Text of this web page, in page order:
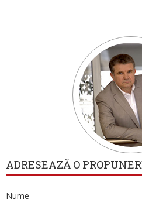
ADRESEAZĂ O
Nume